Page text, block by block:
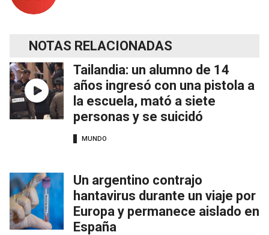
NOTAS RELACIONADAS
Tailandia: un alumno de 14
años ingresó con una pistola a
la escuela, mató a siete
personas y se suicidó
MUNDO
Un argentino contrajo
hantavirus durante un viaje por
Europa y permanece aislado en
España